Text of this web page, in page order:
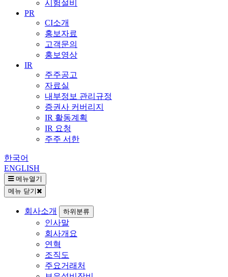
시험설비
PR
CI소개
홍보자료
고객문의
홍보영상
IR
주주공고
자료실
내부정보 관리규정
증권사 커버리지
IR 활동계획
IR 요청
주주 서한
한국어
ENGLISH
메뉴열기
메뉴 닫기
회사소개 하위분류
인사말
회사개요
연혁
조직도
주요거래처